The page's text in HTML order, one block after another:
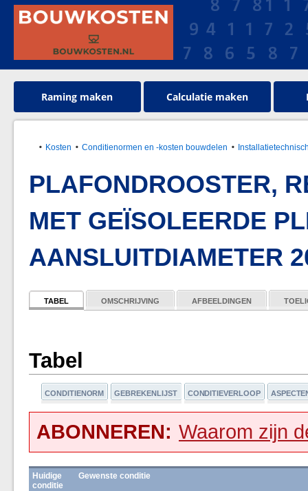
Raming maken Calculatie maken
Kosten Conditienormen en -kosten bouwdelen
PLAFONDROOSTER,
MET GEÏSOLEERDE
AANSLUITDIAMETER
TABEL OMSCHRIJVING AFBEELDINGEN
Tabel
CONDITIENORM GEBREKENLIJST CONDITIEVERLOOP
ABONNEREN: Waarom zijn
Huidige
conditie
Gewenste conditie